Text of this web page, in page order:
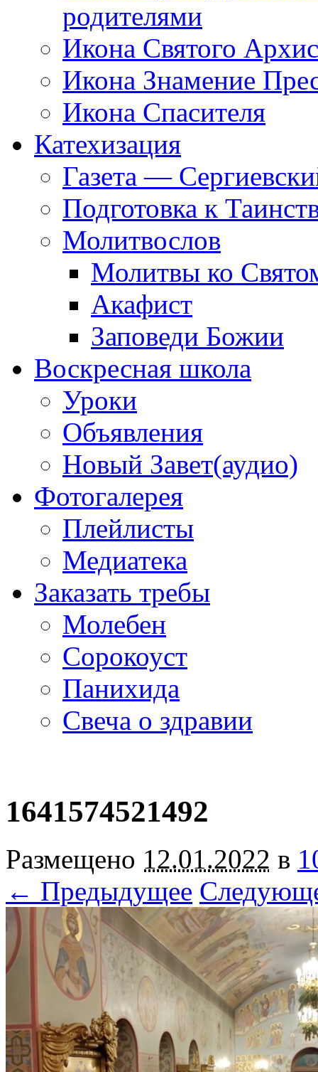
родителями
Икона Святого
Икона Знамение
Икона Спасителя
Катехизация
Газета —
Подготовка к
Молитвослов
Молитвы ко
Акафист
Заповеди Божии
Воскресная школа
Уроки
Объявления
Новый Завет(аудио)
Фотогалерея
Плейлисты
Медиатека
Заказать требы
Молебен
Сорокоуст
Панихида
Свеча о здравии
1641574521492
Размещено 12.01.2022 в
← Предыдущее